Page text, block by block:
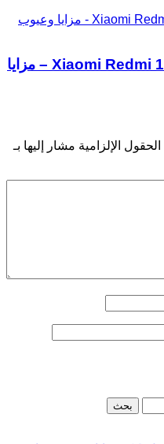
سعر ومواصفات هاتف Xiaomi Redmi 15C 4G – مزايا
الحقول الإلزامية مشار إليها بـ